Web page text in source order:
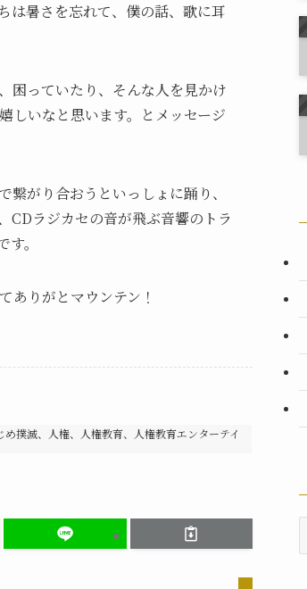
は暑さを忘れて、僕の話、歌に耳
困っていたり、そんな人を見かけ
しいなと思います。とメッセージ
がり合おうといっしょに踊り、
CDラジカセの音が飛ぶ音響のトラ
。
ありがとマウンテン！
撲滅、人権、人権教育、人権教育エンターテイ